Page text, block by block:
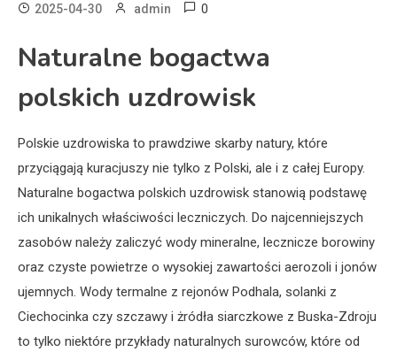
2025-04-30 admin 0
Naturalne bogactwa
polskich uzdrowisk
Polskie uzdrowiska to prawdziwe skarby natury, które
przyciągają kuracjuszy nie tylko z Polski, ale i z całej Europy.
Naturalne bogactwa polskich uzdrowisk stanowią podstawę
ich unikalnych właściwości leczniczych. Do najcenniejszych
zasobów należy zaliczyć wody mineralne, lecznicze borowiny
oraz czyste powietrze o wysokiej zawartości aerozoli i jonów
ujemnych. Wody termalne z rejonów Podhala, solanki z
Ciechocinka czy szczawy i żródła siarczkowe z Buska-Zdroju
to tylko niektóre przykłady naturalnych surowców, które od